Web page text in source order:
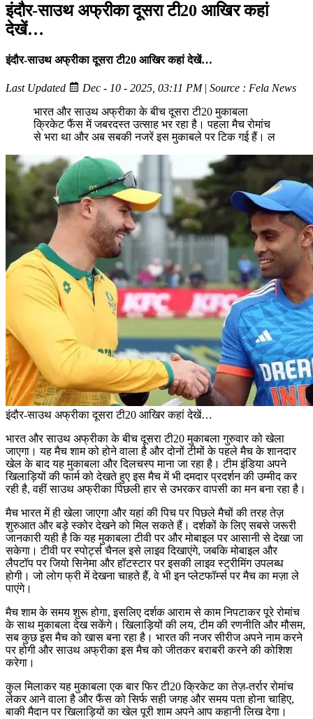
इंदौर-साउथ अफ्रीका दूसरा टी20 आखिर कहां
देखें…
इंदौर-साउथ अफ्रीका दूसरा टी20 आखिर कहां देखें…
Last Updated Dec - 10 - 2025, 03:11 PM| Source : Fela News
भारत और साउथ अफ्रीका के बीच दूसरा टी20 मुकाबला
क्रिकेट फैंस में जबरदस्त उत्साह भर रहा है। पहला मैच रोमांच
से भरा था और अब सबकी नजरें इस मुकाबले पर टिक गई हैं। ल
इंदौर-साउथ अफ्रीका दूसरा टी20 आखिर कहां देखें…
भारत और साउथ अफ्रीका के बीच दूसरा टी20 मुकाबला गुरुवार को खेला
जाएगा। यह मैच शाम को होने वाला है और दोनों टीमों के पहले मैच के शानदार
खेल के बाद यह मुकाबला और दिलचस्प माना जा रहा है। टीम इंडिया अपने
खिलाड़ियों की फार्म को देखते हुए इस मैच में भी दमदार प्रदर्शन की उम्मीद कर
रही है, वहीं साउथ अफ्रीका पिछली हार से उभरकर वापसी का मन बना रहा है।
मैच भारत में ही खेला जाएगा और यहां की पिच पर पिछले मैचों की तरह तेज़
शुरुआत और बड़े स्कोर देखने को मिल सकते हैं। दर्शकों के लिए सबसे जरूरी
जानकारी यही है कि यह मुकाबला टीवी पर और मोबाइल पर आसानी से देखा जा
सकेगा। टीवी पर स्पोर्ट्स चैनल इसे लाइव दिखाएंगे, जबकि मोबाइल और
लैपटॉप पर जियो सिनेमा और हॉटस्टार पर इसकी लाइव स्ट्रीमिंग उपलब्ध
होगी। जो लोग फ्री में देखना चाहते हैं, वे भी इन प्लेटफॉर्म्स पर मैच का मज़ा ले
पाएंगे।
मैच शाम के समय शुरू होगा, इसलिए दर्शक आराम से काम निपटाकर पूरे रोमांच
के साथ मुकाबला देख सकेंगे। खिलाड़ियों की लय, टीम की रणनीति और मौसम,
सब कुछ इस मैच को खास बना रहा है। भारत की नजर सीरीज अपने नाम करने
पर होगी और साउथ अफ्रीका इस मैच को जीतकर बराबरी करने की कोशिश
करेगा।
कुल मिलाकर यह मुकाबला एक बार फिर टी20 क्रिकेट का तेज़-तर्रार रोमांच
लेकर आने वाला है और फैंस को सिर्फ सही जगह और समय पता होना चाहिए,
बाकी मैदान पर खिलाड़ियों का खेल पूरी शाम अपने आप कहानी लिख देगा।